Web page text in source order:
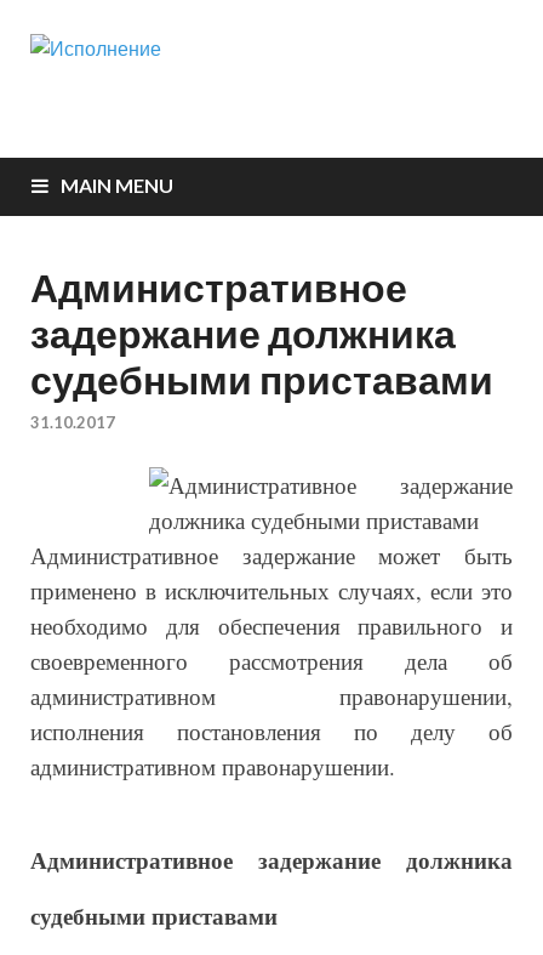
MAIN MENU
Административное
задержание должника
судебными приставами
31.10.2017
Административное задержание может быть
применено в исключительных случаях, если это
необходимо для обеспечения правильного и
своевременного рассмотрения дела об
административном правонарушении,
исполнения постановления по делу об
административном правонарушении.
Административное задержание должника
судебными приставами